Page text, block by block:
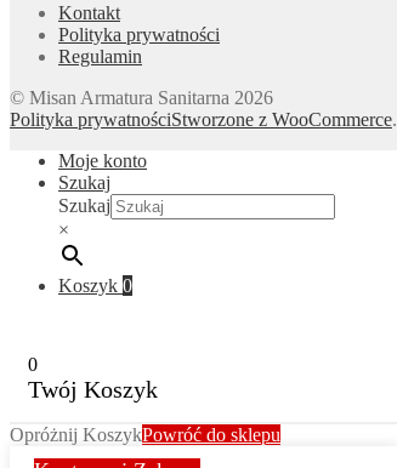
Kontakt
Polityka prywatności
Regulamin
© Misan Armatura Sanitarna 2026
Polityka prywatnościStworzone z WooCommerce.
Moje konto
Szukaj
Szukaj
×
Koszyk 0
0
Twój Koszyk
Opróżnij KoszykPowróć do sklepu